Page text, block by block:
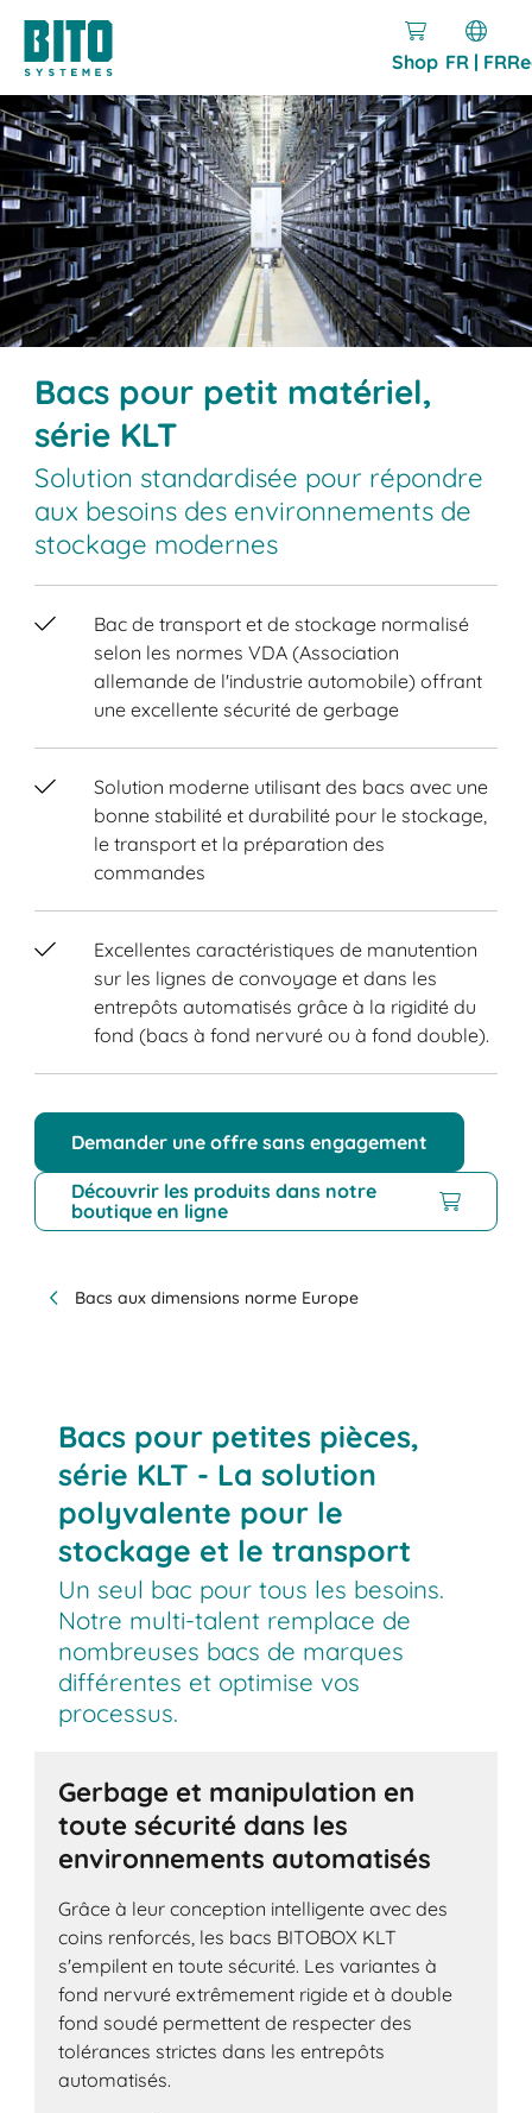
Shop FR | FR
Bacs pour petit matériel,
série KLT
Solution standardisée pour répondre
aux besoins des environnements de
stockage modernes
Bac de transport et de stockage normalisé
selon les normes VDA (Association
allemande de l'industrie automobile) offrant
une excellente sécurité de gerbage
Solution moderne utilisant des bacs avec une
bonne stabilité et durabilité pour le stockage,
le transport et la préparation des
commandes
Excellentes caractéristiques de manutention
sur les lignes de convoyage et dans les
entrepôts automatisés grâce à la rigidité du
fond (bacs à fond nervuré ou à fond double).
Demander une offre sans engagement
Découvrir les produits dans notre
boutique en ligne
Bacs aux dimensions norme Europe
Bacs pour petites pièces,
série KLT - La solution
polyvalente pour le
stockage et le transport
Un seul bac pour tous les besoins.
Notre multi-talent remplace de
nombreuses bacs de marques
différentes et optimise vos
processus.
Gerbage et manipulation en
toute sécurité dans les
environnements automatisés
Grâce à leur conception intelligente avec des
coins renforcés, les bacs BITOBOX KLT
s'empilent en toute sécurité. Les variantes à
fond nervuré extrêmement rigide et à double
fond soudé permettent de respecter des
tolérances strictes dans les entrepôts
automatisés.